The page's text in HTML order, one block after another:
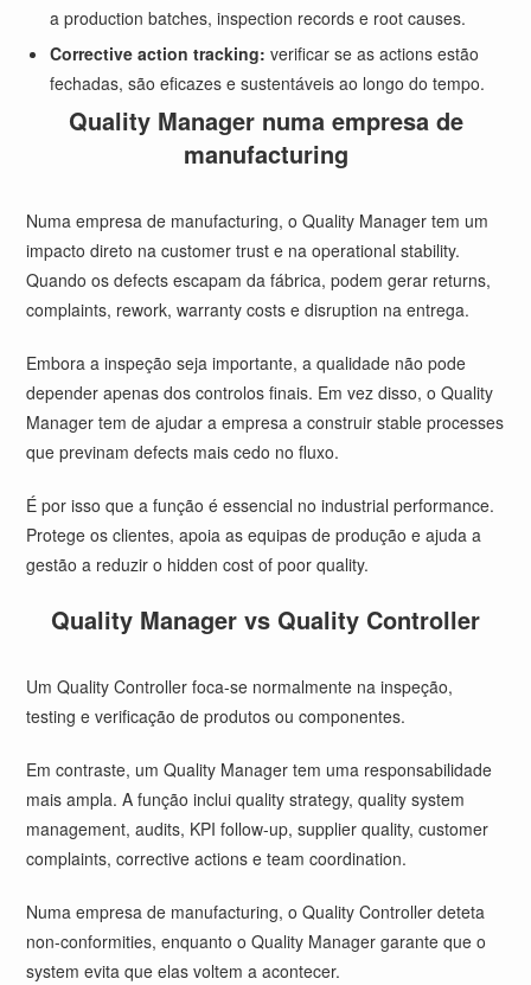
a production batches, inspection records e root causes.
Corrective action tracking: verificar se as actions estão
fechadas, são eficazes e sustentáveis ao longo do tempo.
Quality Manager numa empresa de
manufacturing
Numa empresa de manufacturing, o Quality Manager tem um
impacto direto na customer trust e na operational stability.
Quando os defects escapam da fábrica, podem gerar returns,
complaints, rework, warranty costs e disruption na entrega.
Embora a inspeção seja importante, a qualidade não pode
depender apenas dos controlos finais. Em vez disso, o Quality
Manager tem de ajudar a empresa a construir stable processes
que previnam defects mais cedo no fluxo.
É por isso que a função é essencial no industrial performance.
Protege os clientes, apoia as equipas de produção e ajuda a
gestão a reduzir o hidden cost of poor quality.
Quality Manager vs Quality Controller
Um Quality Controller foca-se normalmente na inspeção,
testing e verificação de produtos ou componentes.
Em contraste, um Quality Manager tem uma responsabilidade
mais ampla. A função inclui quality strategy, quality system
management, audits, KPI follow-up, supplier quality, customer
complaints, corrective actions e team coordination.
Numa empresa de manufacturing, o Quality Controller deteta
non-conformities, enquanto o Quality Manager garante que o
system evita que elas voltem a acontecer.